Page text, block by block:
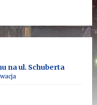
na ul. Schuberta